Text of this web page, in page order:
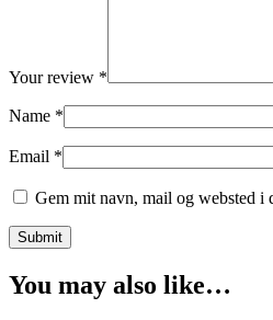
Your review *
Name *
Email *
Gem mit navn, mail og websted i
You may also like…